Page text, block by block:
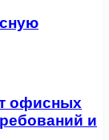
офисных
и